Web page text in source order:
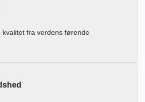
kvalitet fra verdens førende